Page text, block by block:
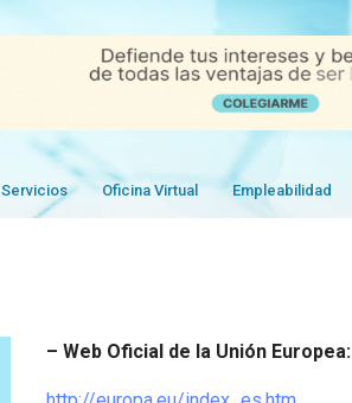
Servicios Oficina Virtual Empleabilidad
– Web Oficial de la Unión Europea: